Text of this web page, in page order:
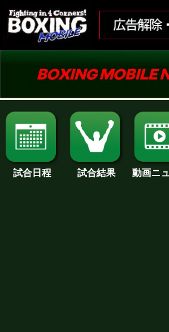
試合日程 試合結果 動画ニ